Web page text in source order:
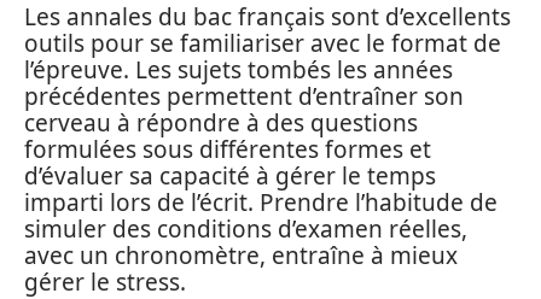
Les annales du bac français sont d’excellents
outils pour se familiariser avec le format de
l’épreuve. Les sujets tombés les années
précédentes permettent d’entraîner son
cerveau à répondre à des questions
formulées sous différentes formes et
d’évaluer sa capacité à gérer le temps
imparti lors de l’écrit. Prendre l’habitude de
simuler des conditions d’examen réelles,
avec un chronomètre, entraîne à mieux
gérer le stress.